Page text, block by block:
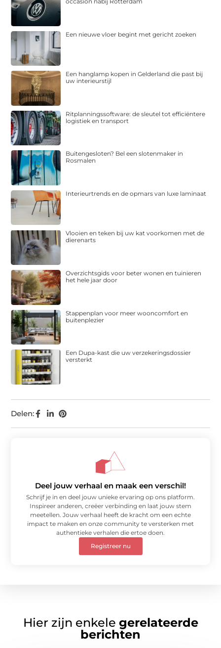
Delen:
Een nieuwe vloer begint met gericht zoeken
Een hanglamp kopen in Gelderland die past bij
uw interieurstijl
Ritplanningssoftware: de sleutel tot efficiëntere
logistiek en transport
Buitengesloten? Bel een slotenmaker in
Rosmalen
Interieurtrends en de opmars van luxe laminaat
Vlooien en teken bij uw kat voorkomen met de
dierenarts
Overzichtsgids voor beter wonen en tuinieren
het hele jaar door
Stappenplan voor meer wooncomfort en
buitenplezier
Een Dupa-kast die uw verzekeringsdossier
versterkt
Deel jouw verhaal en maak een verschil!
Schrijf je in en deel jouw unieke ervaring op ons platform.
Inspireer anderen, creëer verbinding en laat jouw stem
meetellen. Jouw verhaal heeft de kracht om een echte
impact te maken en onze community te versterken met
authentieke verhalen die ertoe doen.
Registreer nu
Hier zijn enkele gerelateerde
berichten